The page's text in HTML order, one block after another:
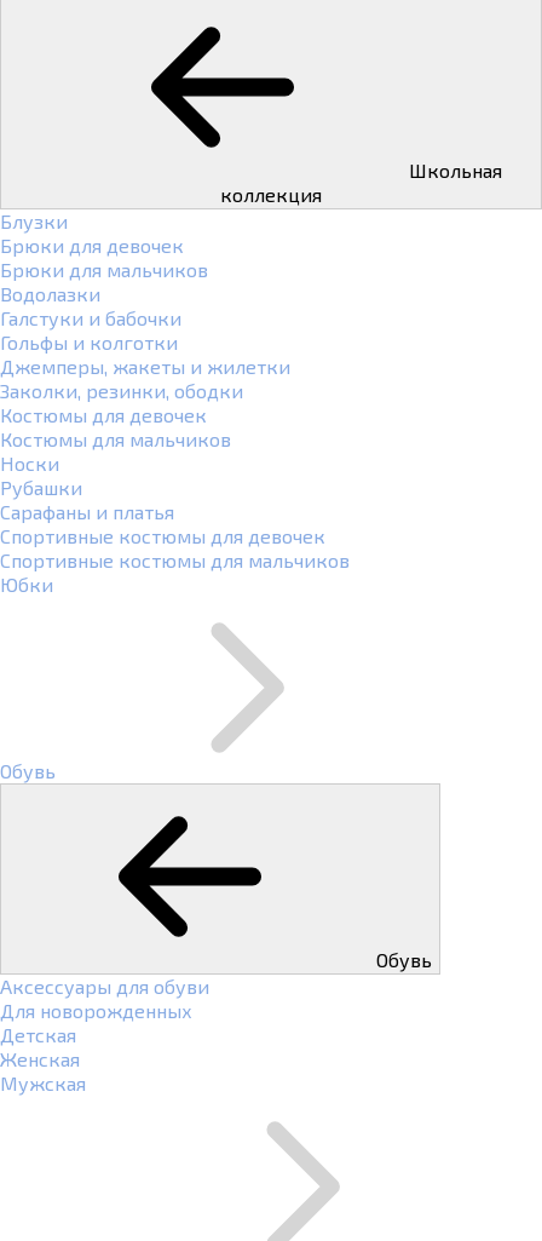
коллекция
Блузки
Брюки для девочек
Брюки для мальчиков
Водолазки
Галстуки и бабочки
Гольфы и колготки
Джемперы, жакеты и жилетки
Заколки, резинки, ободки
Костюмы для девочек
Костюмы для мальчиков
Носки
Рубашки
Сарафаны и платья
Спортивные костюмы для девочек
Спортивные костюмы для мальчиков
Юбки
Обувь
Обувь
Аксессуары для обуви
Для новорожденных
Детская
Женская
Мужская